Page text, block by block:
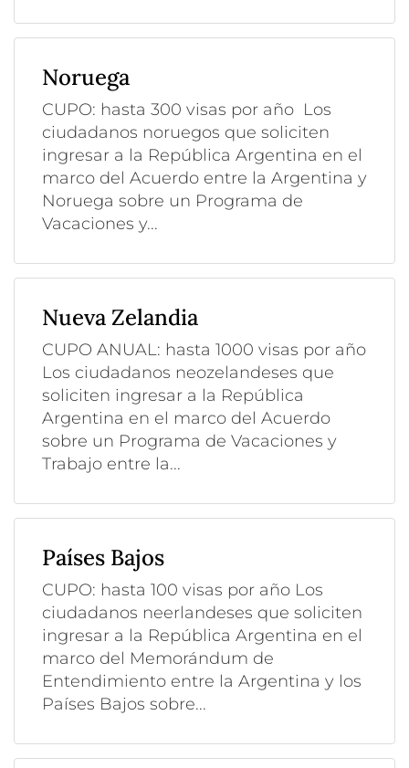
Noruega
CUPO: hasta 300 visas por año Los
ciudadanos noruegos que soliciten
ingresar a la República Argentina en el
marco del Acuerdo entre la Argentina y
Noruega sobre un Programa de
Vacaciones y...
Nueva Zelandia
CUPO ANUAL: hasta 1000 visas por año
Los ciudadanos neozelandeses que
soliciten ingresar a la República
Argentina en el marco del Acuerdo
sobre un Programa de Vacaciones y
Trabajo entre la...
Países Bajos
CUPO: hasta 100 visas por año Los
ciudadanos neerlandeses que soliciten
ingresar a la República Argentina en el
marco del Memorándum de
Entendimiento entre la Argentina y los
Países Bajos sobre...